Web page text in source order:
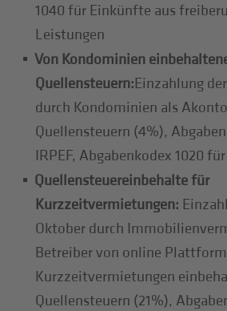
1040 für Einkünfte aus
Leistungen
Von Kondominien
Quellensteuern:Einzahlung
durch Kondominien als
Quellensteuern (4%),
IRPEF, Abgabenkodex 1020 für
Quellensteuereinbehalte für
Kurzzeitvermietungen:
Oktober durch
Betreiber von online
Kurzzeitvermietungen
Quellensteuern (21%),